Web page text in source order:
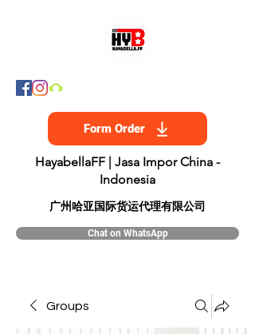
Form Order
HayabellaFF | Jasa Impor China -
Indonesia
​广州哈亚国际货运代理有限公司
Chat on WhatsApp
Groups